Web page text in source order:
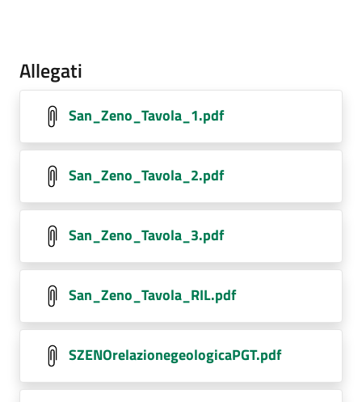
Allegati
San_Zeno_Tavola_1.pdf
San_Zeno_Tavola_2.pdf
San_Zeno_Tavola_3.pdf
San_Zeno_Tavola_RIL.pdf
SZENOrelazionegeologicaPGT.pdf